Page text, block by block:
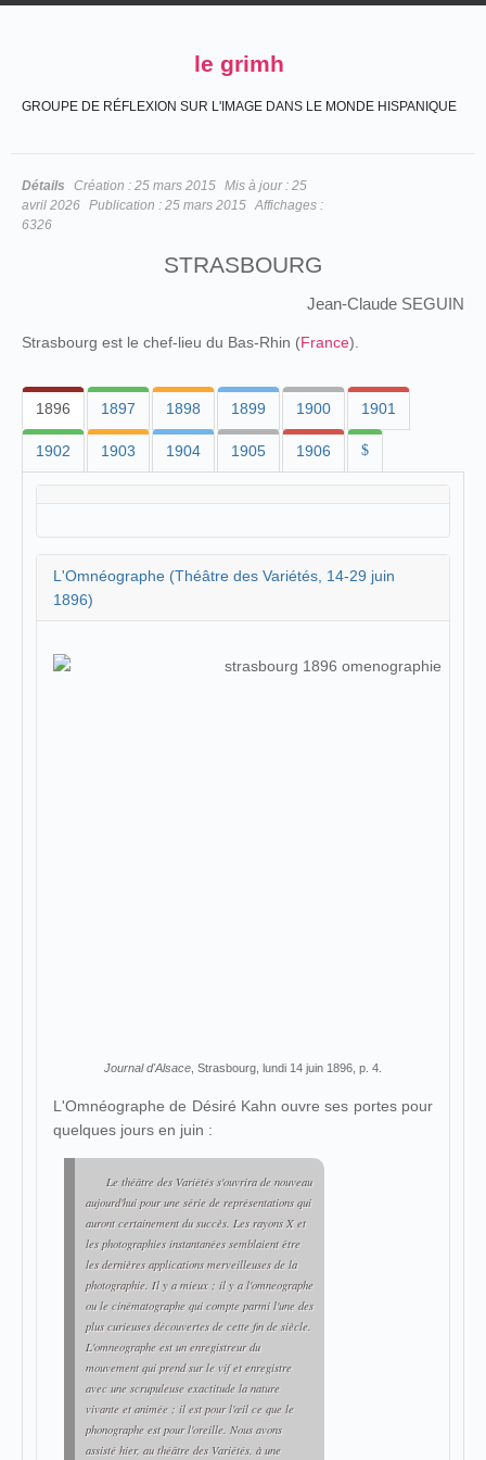
le grimh
GROUPE DE RÉFLEXION SUR L'IMAGE DANS LE MONDE HISPANIQUE
Détails Création : 25 mars 2015 Mis à jour : 25
avril 2026 Publication : 25 mars 2015 Affichages :
6326
STRASBOURG
Jean-Claude SEGUIN
Strasbourg est le chef-lieu du Bas-Rhin (France).
1896 1897 1898 1899 1900 1901
1902 1903 1904 1905 1906 $
L'Omnéographe (Théâtre des Variétés, 14-29 juin
1896)
Journal d'Alsace , Strasbourg, lundi 14 juin 1896, p. 4.
L'Omnéographe de Désiré Kahn ouvre ses portes pour
quelques jours en juin :
Le théâtre des Variétés s'ouvrira de nouveau
aujourd'hui pour une série de représentations qui
auront certainement du succès. Les rayons X et
les photographies instantanées semblaient être
les dernières applications merveilleuses de la
photographie. Il y a mieux ; il y a l'omneographe
ou le cinématographe qui compte parmi l'une des
plus curieuses découvertes de cette fin de siècle.
L'omneographe est un enregistreur du
mouvement qui prend sur le vif et enregistre
avec une scrupuleuse exactitude la nature
vivante et animée ; il est pour l'œil ce que le
phonographe est pour l'oreille. Nous avons
assisté hier, au théâtre des Variétés, à une